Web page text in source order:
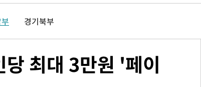
경기북부
최대 3만원 '페이